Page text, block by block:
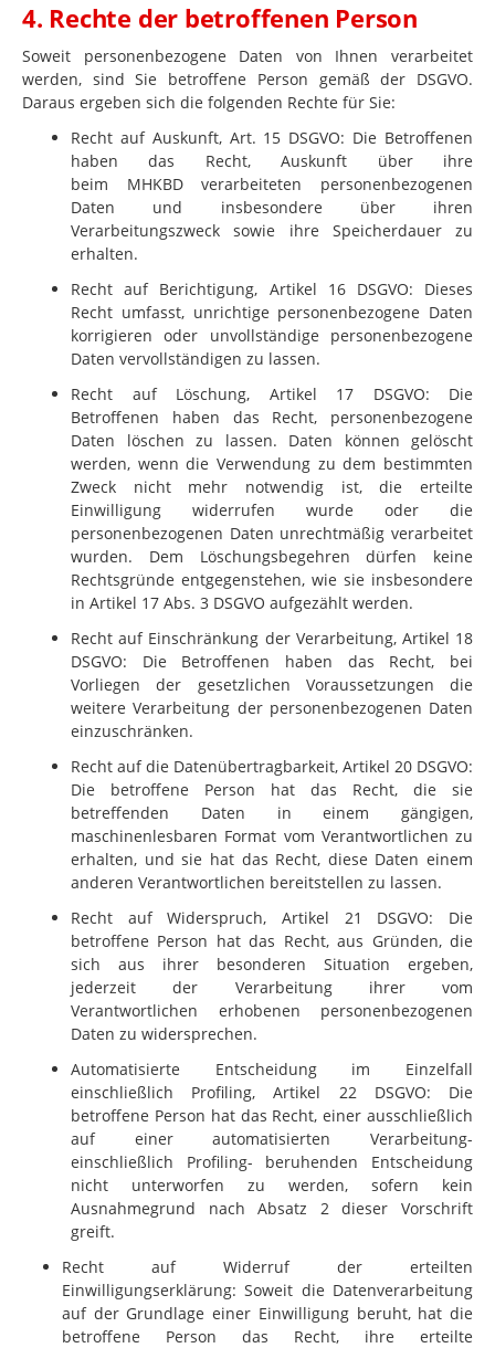
4. Rechte der betroffenen Person
Soweit personenbezogene Daten von Ihnen verarbeitet
werden, sind Sie betroffene Person gemäß der DSGVO.
Daraus ergeben sich die folgenden Rechte für Sie:
Recht auf Auskunft, Art. 15 DSGVO: Die Betroffenen
haben das Recht, Auskunft über ihre
beim MHKBDverarbeiteten personenbezogenen
Daten und insbesondere über ihren
Verarbeitungszweck sowie ihre Speicherdauer zu
erhalten.
Recht auf Berichtigung, Artikel 16 DSGVO: Dieses
Recht umfasst, unrichtige personenbezogene Daten
korrigieren oder unvollständige personenbezogene
Daten vervollständigen zu lassen.
Recht auf Löschung, Artikel 17 DSGVO: Die
Betroffenen haben das Recht, personenbezogene
Daten löschen zu lassen. Daten können gelöscht
werden, wenn die Verwendung zu dem bestimmten
Zweck nicht mehr notwendig ist, die erteilte
Einwilligung widerrufen wurde oder die
personenbezogenen Daten unrechtmäßig verarbeitet
wurden. Dem Löschungsbegehren dürfen keine
Rechtsgründe entgegenstehen, wie sie insbesondere
in Artikel 17 Abs. 3 DSGVO aufgezählt werden.
Recht auf Einschränkung der Verarbeitung, Artikel 18
DSGVO: Die Betroffenen haben das Recht, bei
Vorliegen der gesetzlichen Voraussetzungen die
weitere Verarbeitung der personenbezogenen Daten
einzuschränken.
Recht auf die Datenübertragbarkeit, Artikel 20 DSGVO:
Die betroffene Person hat das Recht, die sie
betreffenden Daten in einem gängigen,
maschinenlesbaren Format vom Verantwortlichen zu
erhalten, und sie hat das Recht, diese Daten einem
anderen Verantwortlichen bereitstellen zu lassen.
Recht auf Widerspruch, Artikel 21 DSGVO: Die
betroffene Person hat das Recht, aus Gründen, die
sich aus ihrer besonderen Situation ergeben,
jederzeit der Verarbeitung ihrer vom
Verantwortlichen erhobenen personenbezogenen
Daten zu widersprechen.
Automatisierte Entscheidung im Einzelfall
einschließlich Profiling, Artikel 22 DSGVO: Die
betroffene Person hat das Recht, einer ausschließlich
auf einer automatisierten Verarbeitung-
einschließlich Profiling- beruhenden Entscheidung
nicht unterworfen zu werden, sofern kein
Ausnahmegrund nach Absatz 2 dieser Vorschrift
greift.
Recht auf Widerruf der erteilten
Einwilligungserklärung: Soweit die Datenverarbeitung
auf der Grundlage einer Einwilligung beruht, hat die
betroffene Person das Recht, ihre erteilte